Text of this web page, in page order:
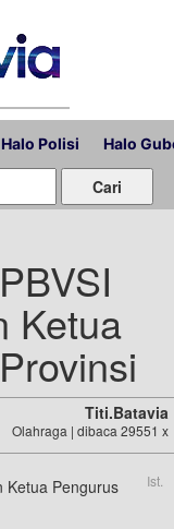
Halo Polisi Halo
Ketua
Titi.batavia
Olahraga | dibaca 29551 x
Ist.